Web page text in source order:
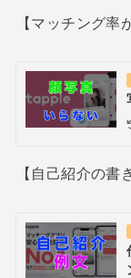
【マッチング率
【自己紹介の書